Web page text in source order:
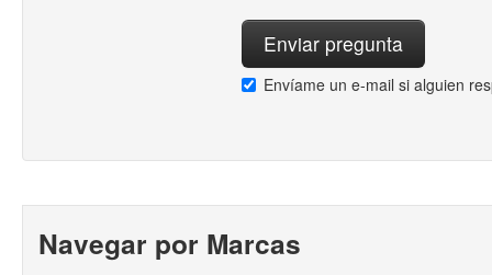
Envíame un e-mail si alguien
Navegar por Marcas